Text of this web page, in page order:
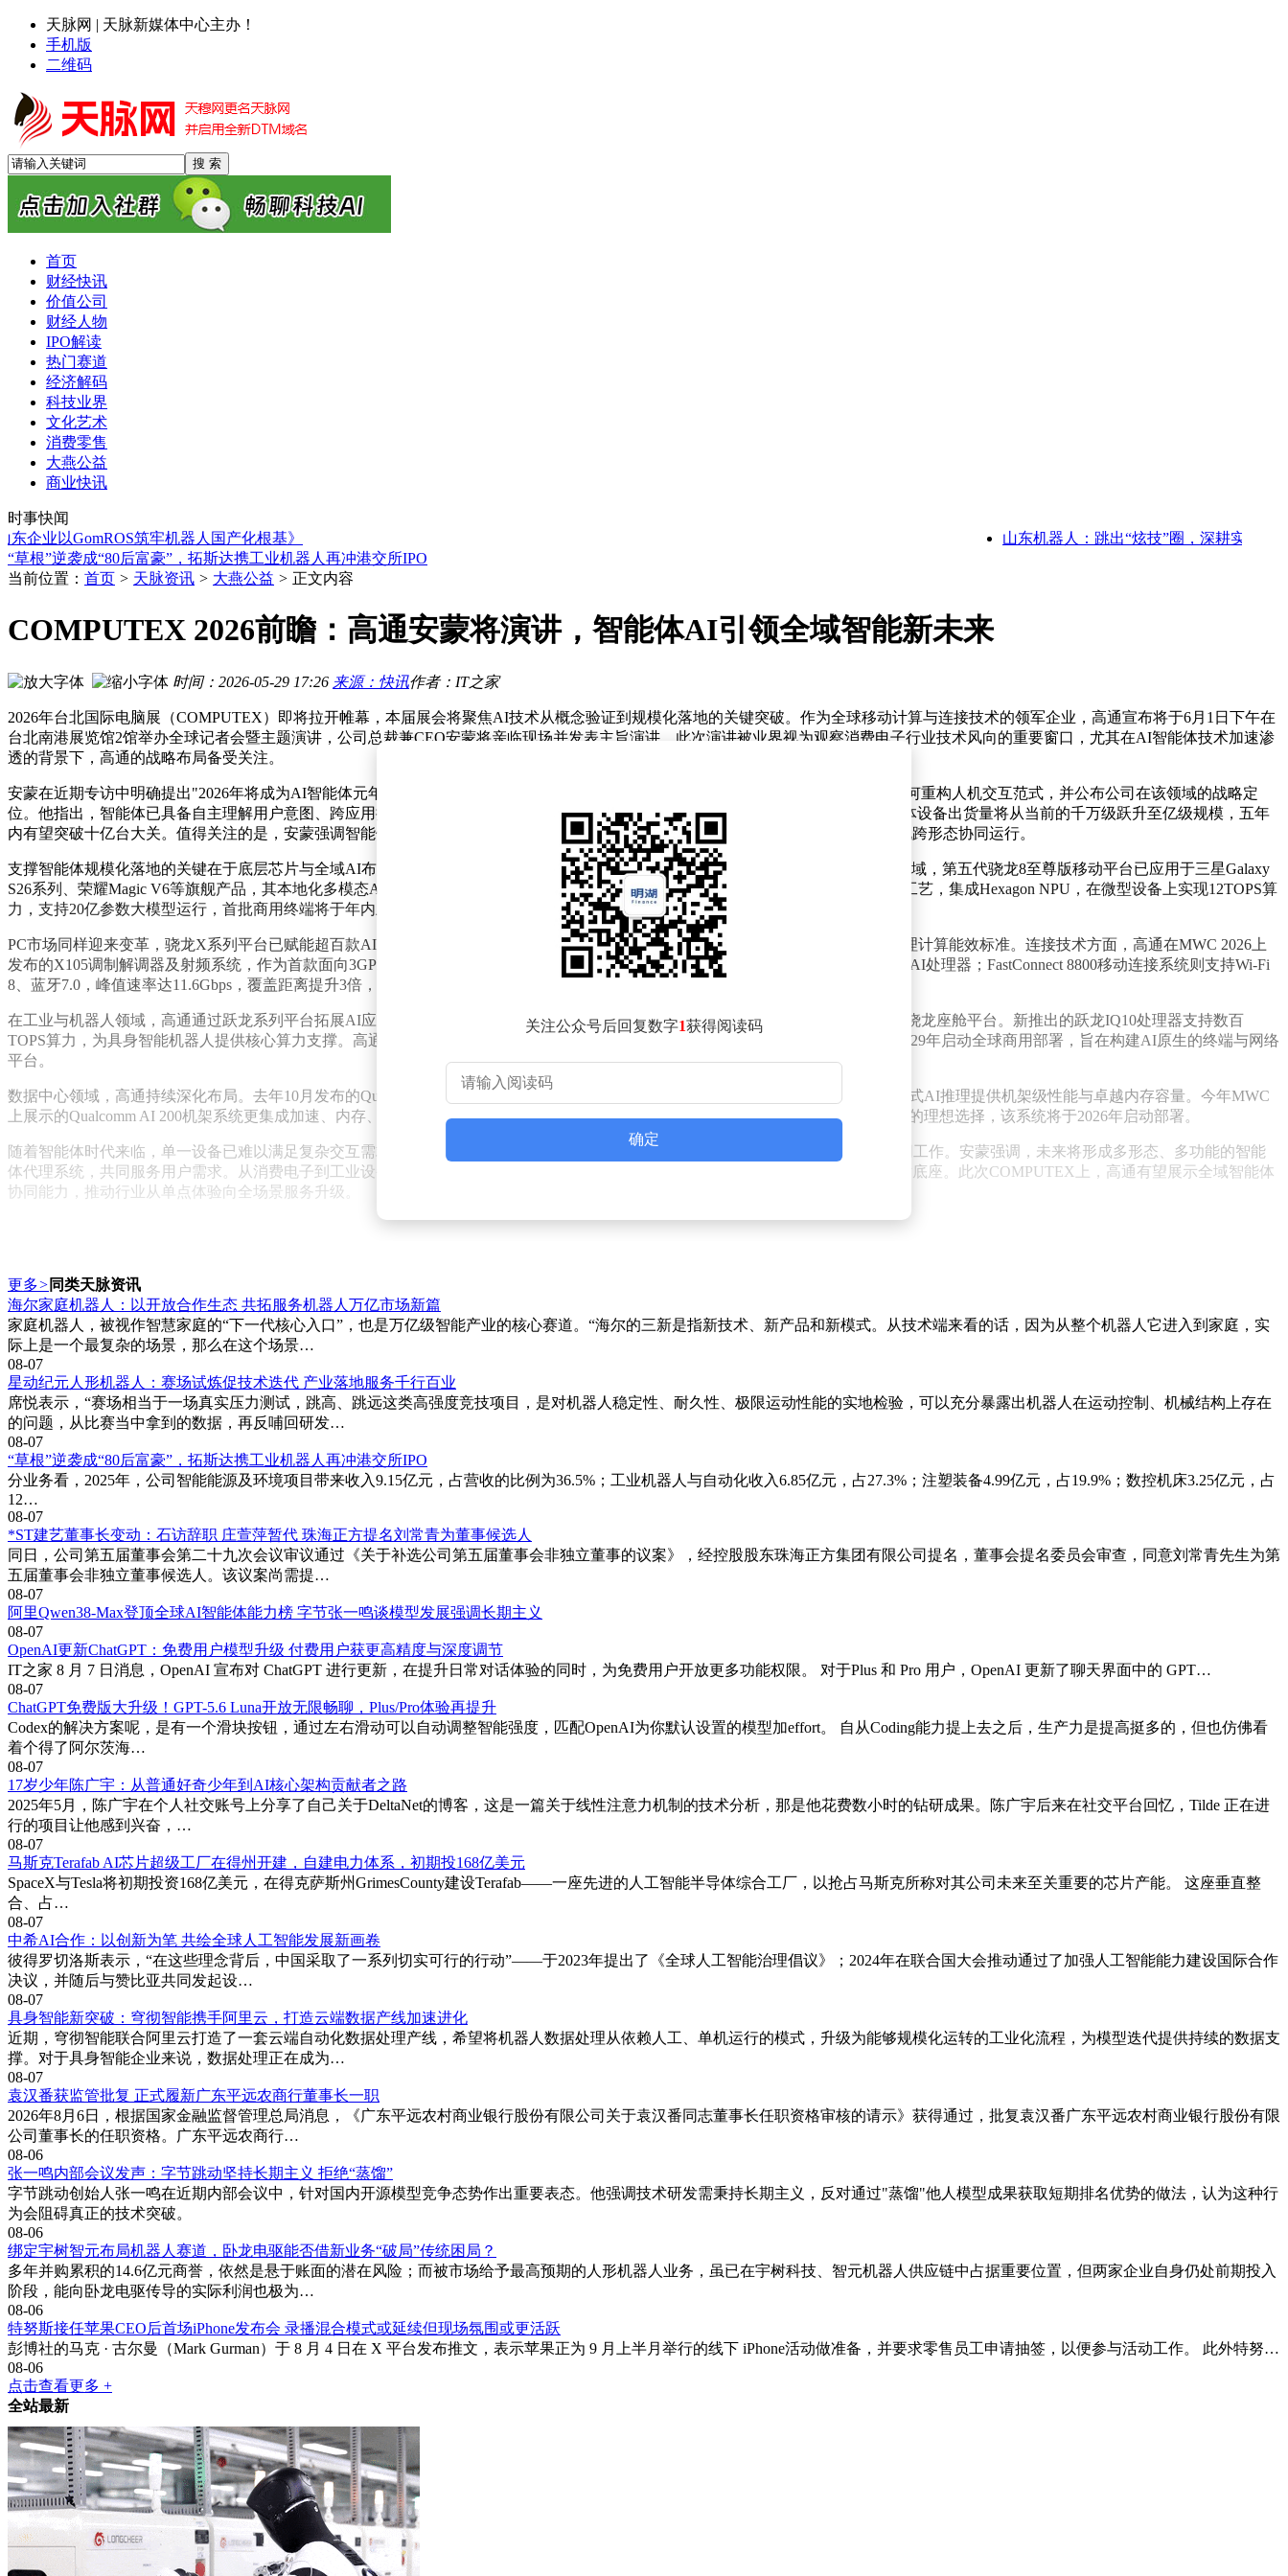
天脉网 | 天脉新媒体中心主办！
手机版
二维码
首页
财经快讯
价值公司
财经人物
IPO解读
热门赛道
经济解码
科技业界
文化艺术
消费零售
大燕公益
商业快讯
时事快闻
以GomROS筑牢机器人国产化根基》
山东机器人：跳出“炫技”圈，深耕实干田，赋
中希AI合作：以创新为笔 共绘全球人工智能发展新画卷
星动纪元人形机器人：赛场试炼促技术迭代 产业落地服务千行百业
“草根”逆袭成“80后富豪”，拓斯达携工业机器人再冲港交所IPO
*ST建艺董事长变动：石访辞职 庄萱萍暂代 珠海正方提名刘常青为董事候选人
阿里Qwen38-Max登顶全球AI智能体能力榜 字节张一鸣谈模型发展强调长期主义
ChatGPT免费版大升级！GPT-5.6 Luna开放无限畅聊，Plus/Pro体验再提升
17岁少年陈广宇：从普通好奇少年到AI核心架构贡献者之路
中希AI合作：以创新为笔 共绘全球人工智能发展新画卷
当前位置： 首页 > 天脉资讯 > 大燕公益 > 正文内容
COMPUTEX 2026前瞻：高通安蒙将演讲，智能体AI引领全域智能新未来
时间：2026-05-29 17:26 来源：快讯作者：IT之家
2026年台北国际电脑展（COMPUTEX）即将拉开帷幕，本届展会将聚焦AI技术从概念验证到规模化落地的关键突破。作为全球移动计算与连接技术的领军企业，高通宣布将于6月1日下午在
台北南港展览馆2馆举办全球记者会暨主题演讲，公司总裁兼CEO安蒙将亲临现场并发表主旨演讲。此次演讲被业界视为观察消费电子行业技术风向的重要窗口，尤其在AI智能体技术加速渗
透的背景下，高通的战略布局备受关注。
安蒙在近期专访中明确提出"2026年将成为AI智能体元年"的论断。据其透露，高通将在COMPUTEX主题演讲中深入阐释智能体技术如何重构人机交互范式，并公布公司在该领域的战略定
位。他指出，智能体已具备自主理解用户意图、跨应用执行复杂任务的能力，这将彻底改变设备交互方式。预计到2027-2028年，智能体设备出货量将从当前的千万级跃升至亿级规模，五年
内有望突破十亿台大关。值得关注的是，安蒙强调智能体不会取代手机，而是会作为数字生活核心，在手机、电脑、可穿戴设备间实现跨形态协同运行。
支撑智能体规模化落地的关键在于底层芯片与全域AI布局。高通近年着力构建"个人AI"与"物理AI"双轮驱动的生态体系：在消费电子领域，第五代骁龙8至尊版移动平台已应用于三星Galaxy
S26系列、荣耀Magic V6等旗舰产品，其本地化多模态AI交互能力显著提升用户体验；全新发布的骁龙可穿戴平台至尊版采用3nm制程工艺，集成Hexagon NPU，在微型设备上实现12TOPS算
力，支持20亿参数大模型运行，首批商用终端将于年内上市，包括三星下一代Galaxy Watch。
PC市场同样迎来变革，骁龙X系列平台已赋能超百款AI PC产品，最新X2系列计算平台凭借80TOPS算力的NPU，重新定义了同级别推理计算能效标准。连接技术方面，高通在MWC 2026上
发布的X105调制解调器及射频系统，作为首款面向3GPP Release 19的产品，实现14.8Gbps下行峰值速率，功耗降低30%，并集成第五代AI处理器；FastConnect 8800移动连接系统则支持Wi-Fi
8、蓝牙7.0，峰值速率达11.6Gbps，覆盖距离提升3倍，为智能体设备间的高速低延迟连接提供保障。
在工业与机器人领域，高通通过跃龙系列平台拓展AI应用边界。目前全球超4亿辆汽车采用骁龙数字底盘解决方案，其中7500万辆搭载骁龙座舱平台。新推出的跃龙IQ10处理器支持数百
TOPS算力，为具身智能机器人提供核心算力支撑。高通联合60余家企业成立"6G发展联盟"，计划于2028年实现6G预商用终端落地，2029年启动全球商用部署，旨在构建AI原生的终端与网络
平台。
数据中心领域，高通持续深化布局。去年10月发布的Qualcomm AI200和AI250解决方案，以业界领先的总体拥有成本（TCO），为生成式AI推理提供机架级性能与卓越内存容量。今年MWC
上展示的Qualcomm AI 200机架系统更集成加速、内存、互联技术与管理软件，提供突破性的43TB内存容量，成为运行旗舰AI模型推理的理想选择，该系统将于2026年启动部署。
随着智能体时代来临，单一设备已难以满足复杂交互需求。高通正通过统一的AI架构，实现终端、本地边缘、网络边缘与中央云的协同工作。安蒙强调，未来将形成多形态、多功能的智能
体代理系统，共同服务用户需求。从消费电子到工业设备，再到新一代数据中心，高通的全面布局正为智能体规模化落地构建核心技术底座。此次COMPUTEX上，高通有望展示全域智能体
协同能力，推动行业从单点体验向全场景服务升级。
关注公众号后回复数字1获得阅读码
确定
更多> 同类天脉资讯
海尔家庭机器人：以开放合作生态 共拓服务机器人万亿市场新篇
家庭机器人，被视作智慧家庭的“下一代核心入口”，也是万亿级智能产业的核心赛道。“海尔的三新是指新技术、新产品和新模式。从技术端来看的话，因为从整个机器人它进入到家庭，实
际上是一个最复杂的场景，那么在这个场景…
08-07
星动纪元人形机器人：赛场试炼促技术迭代 产业落地服务千行百业
席悦表示，“赛场相当于一场真实压力测试，跳高、跳远这类高强度竞技项目，是对机器人稳定性、耐久性、极限运动性能的实地检验，可以充分暴露出机器人在运动控制、机械结构上存在
的问题，从比赛当中拿到的数据，再反哺回研发…
08-07
“草根”逆袭成“80后富豪”，拓斯达携工业机器人再冲港交所IPO
分业务看，2025年，公司智能能源及环境项目带来收入9.15亿元，占营收的比例为36.5%；工业机器人与自动化收入6.85亿元，占27.3%；注塑装备4.99亿元，占19.9%；数控机床3.25亿元，占
12…
08-07
*ST建艺董事长变动：石访辞职 庄萱萍暂代 珠海正方提名刘常青为董事候选人
同日，公司第五届董事会第二十九次会议审议通过《关于补选公司第五届董事会非独立董事的议案》，经控股股东珠海正方集团有限公司提名，董事会提名委员会审查，同意刘常青先生为第
五届董事会非独立董事候选人。该议案尚需提…
08-07
阿里Qwen38-Max登顶全球AI智能体能力榜 字节张一鸣谈模型发展强调长期主义
08-07
OpenAI更新ChatGPT：免费用户模型升级 付费用户获更高精度与深度调节
IT之家 8 月 7 日消息，OpenAI 宣布对 ChatGPT 进行更新，在提升日常对话体验的同时，为免费用户开放更多功能权限。 对于Plus 和 Pro 用户，OpenAI 更新了聊天界面中的 GPT…
08-07
ChatGPT免费版大升级！GPT-5.6 Luna开放无限畅聊，Plus/Pro体验再提升
Codex的解决方案呢，是有一个滑块按钮，通过左右滑动可以自动调整智能强度，匹配OpenAI为你默认设置的模型加effort。 自从Coding能力提上去之后，生产力是提高挺多的，但也仿佛看
着个得了阿尔茨海…
08-07
17岁少年陈广宇：从普通好奇少年到AI核心架构贡献者之路
2025年5月，陈广宇在个人社交账号上分享了自己关于DeltaNet的博客，这是一篇关于线性注意力机制的技术分析，那是他花费数小时的钻研成果。陈广宇后来在社交平台回忆，Tilde 正在进
行的项目让他感到兴奋，…
08-07
马斯克Terafab AI芯片超级工厂在得州开建，自建电力体系，初期投168亿美元
SpaceX与Tesla将初期投资168亿美元，在得克萨斯州GrimesCounty建设Terafab——一座先进的人工智能半导体综合工厂，以抢占马斯克所称对其公司未来至关重要的芯片产能。 这座垂直整
合、占…
08-07
中希AI合作：以创新为笔 共绘全球人工智能发展新画卷
彼得罗切洛斯表示，“在这些理念背后，中国采取了一系列切实可行的行动”——于2023年提出了《全球人工智能治理倡议》；2024年在联合国大会推动通过了加强人工智能能力建设国际合作
决议，并随后与赞比亚共同发起设…
08-07
具身智能新突破：穹彻智能携手阿里云，打造云端数据产线加速进化
近期，穹彻智能联合阿里云打造了一套云端自动化数据处理产线，希望将机器人数据处理从依赖人工、单机运行的模式，升级为能够规模化运转的工业化流程，为模型迭代提供持续的数据支
撑。对于具身智能企业来说，数据处理正在成为…
08-07
袁汉番获监管批复 正式履新广东平远农商行董事长一职
2026年8月6日，根据国家金融监督管理总局消息，《广东平远农村商业银行股份有限公司关于袁汉番同志董事长任职资格审核的请示》获得通过，批复袁汉番广东平远农村商业银行股份有限
公司董事长的任职资格。广东平远农商行…
08-06
张一鸣内部会议发声：字节跳动坚持长期主义 拒绝“蒸馏”
字节跳动创始人张一鸣在近期内部会议中，针对国内开源模型竞争态势作出重要表态。他强调技术研发需秉持长期主义，反对通过"蒸馏"他人模型成果获取短期排名优势的做法，认为这种行
为会阻碍真正的技术突破。
08-06
绑定宇树智元布局机器人赛道，卧龙电驱能否借新业务“破局”传统困局？
多年并购累积的14.6亿元商誉，依然是悬于账面的潜在风险；而被市场给予最高预期的人形机器人业务，虽已在宇树科技、智元机器人供应链中占据重要位置，但两家企业自身仍处前期投入
阶段，能向卧龙电驱传导的实际利润也极为…
08-06
特努斯接任苹果CEO后首场iPhone发布会 录播混合模式或延续但现场氛围或更活跃
彭博社的马克 · 古尔曼（Mark Gurman）于 8 月 4 日在 X 平台发布推文，表示苹果正为 9 月上半月举行的线下 iPhone活动做准备，并要求零售员工申请抽签，以便参与活动工作。 此外特努…
08-06
点击查看更多 +
全站最新